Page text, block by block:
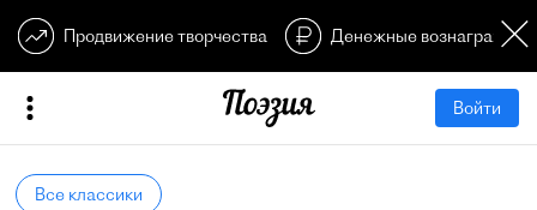
Продвижение творчества Денежные
Войти
Все классики